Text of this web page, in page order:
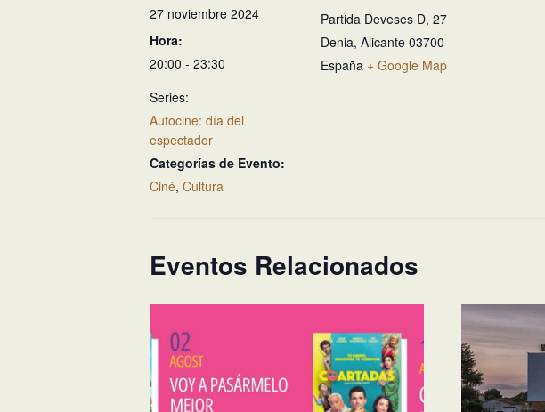
27 noviembre 2024
Hora:
20:00 - 23:30
Series:
Autocine: día del
espectador
Categorías de Evento:
Ciné, Cultura
Partida Deveses D, 27
Denia, Alicante 03700
España + Google Map
Eventos Relacionados